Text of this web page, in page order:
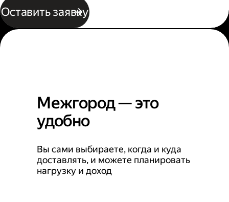
Оставить заявку
Межгород — это
удобно
Вы сами выбираете, когда и куда
доставлять, и можете планировать
нагрузку и доход